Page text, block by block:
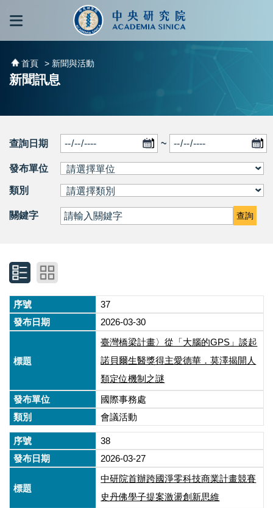
跳到主要內容區塊
首頁 > 新聞與活動
新聞訊息
查詢日期 ~
發布單位
類別
關鍵字 查詢
37
2026-03-30
臺灣橋梁計畫〉從「大腦的GPS」談起
諾貝爾生醫獎得主愛德華．莫澤揭開人
類定位機制之謎
國際事務處
會議活動
38
2026-03-27
中研院首辦跨國淨零科技商業計畫競賽
史丹佛學子提案激盪創新思維